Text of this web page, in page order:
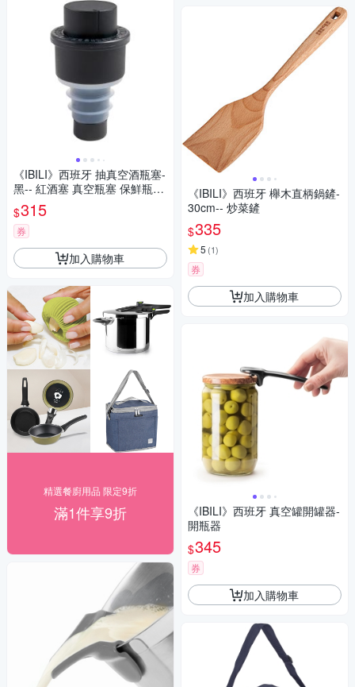
《IBILI》西班牙 抽真空酒瓶塞-
黑-- 紅酒塞 真空瓶塞 保鮮瓶塞
葡萄酒塞
$315
券
加入購物車
精選餐廚用品 限定9折
滿1件享9折
《IBILI》西班牙 櫸木直柄鍋鏟-
30cm-- 炒菜鏟
$335
5 (1)
券
加入購物車
《IBILI》西班牙 真空罐開罐器-
開瓶器
$345
券
加入購物車